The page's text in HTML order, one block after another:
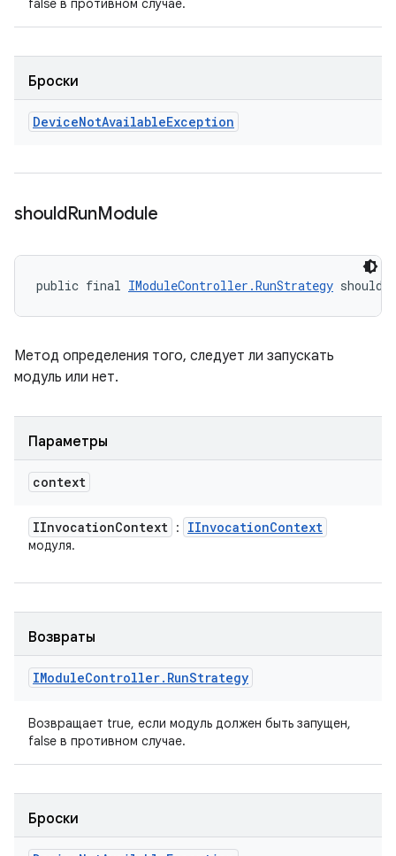
false в противном случае.
Броски
DeviceNotAvailableException
shouldRunModule
public final IModuleController.RunStrategy
Метод определения того, следует ли запускать
модуль или нет.
Параметры
context
IInvocationContext : IInvocationContext
модуля.
Возвраты
IModuleController. RunStrategy
Возвращает true, если модуль должен быть запущен,
false в противном случае.
Броски